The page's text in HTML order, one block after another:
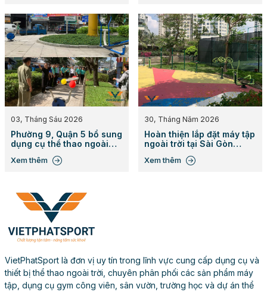
03, Tháng Sáu 2026
Phường 9, Quận 5 bổ sung
dụng cụ thể thao ngoài
Xem thêm
30, Tháng Năm 2026
Hoàn thiện lắp đặt máy tập
ngoài trời tại Sài Gòn
Xem thêm
VietPhatSport là đơn vị uy tín trong lĩnh vực cung cấp dụng cụ và
thiết bị thể thao ngoài trời, chuyên phân phối các sản phẩm máy
tập, dụng cụ gym công viên, sân vườn, trường học và dự án thể